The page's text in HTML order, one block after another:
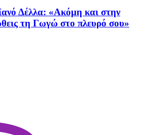
Δέλλα: «Ακόμη και στην
τη Γωγώ στο πλευρό σου»